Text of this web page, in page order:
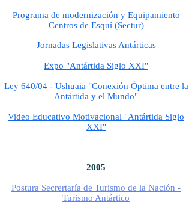
Programa de modernización y Equipamiento
Centros de Esquí (Sectur)
Jornadas Legislativas Antárticas
Expo "Antártida Siglo XXI"
Ley 640/04 - Ushuaia "Conexión Óptima entre la
Antártida y el Mundo"
Video Educativo Motivacional "Antártida Siglo
XXI"
2005
Postura Secrertaría de Turismo de la Nación -
Turismo Antártico